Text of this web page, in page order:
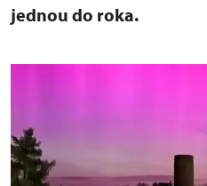
jednou do roka.